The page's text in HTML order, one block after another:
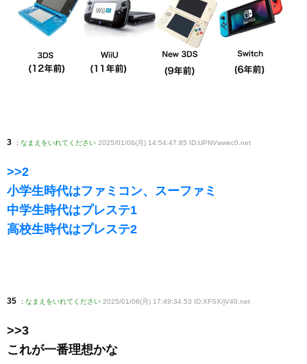
3 : なまえをいれてください 2025/01/06(月) 14:54:47.85 ID:UPNVwwec0 .net
>>2
小学生時代はファミコン、スーファミ
中学生時代はプレステ1
高校生時代はプレステ2
35 : なまえをいれてください 2025/01/06(月) 17:49:34.53 ID:XFSX/jV40 .net
>>3
これが一番理想かな